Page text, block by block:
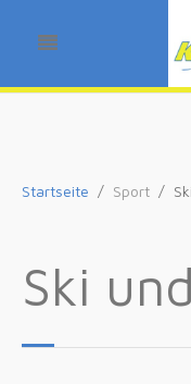
Startseite Sport
Ski